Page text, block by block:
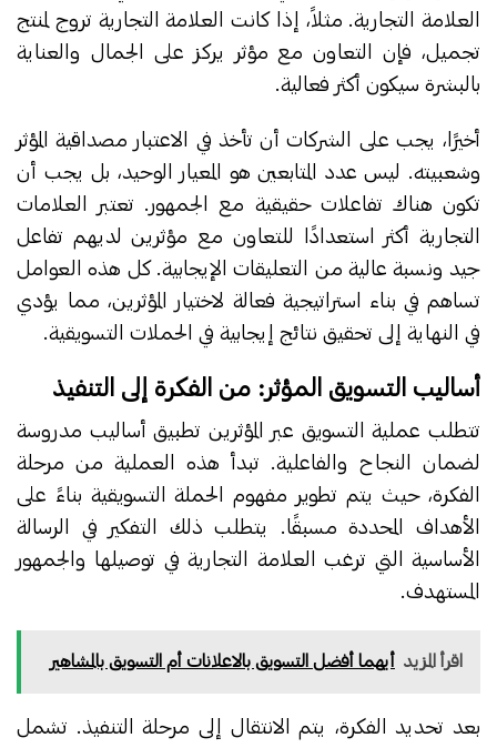
العلامة التجارية. مثلاً، إذا كانت العلامة التجارية تروج لمنتج
تجميل، فإن التعاون مع مؤثر يركز على الجمال والعناية
بالبشرة سيكون أكثر فعالية.
أخيرًا، يجب على الشركات أن تأخذ في الاعتبار مصداقية المؤثر
وشعبيته. ليس عدد المتابعين هو المعيار الوحيد، بل يجب أن
تكون هناك تفاعلات حقيقية مع الجمهور. تعتبر العلامات
التجارية أكثر استعدادًا للتعاون مع مؤثرين لديهم تفاعل
جيد ونسبة عالية من التعليقات الإيجابية. كل هذه العوامل
تساهم في بناء استراتيجية فعالة لاختيار المؤثرين، مما يؤدي
في النهاية إلى تحقيق نتائج إيجابية في الحملات التسويقية.
أساليب التسويق المؤثر: من الفكرة إلى التنفيذ
تتطلب عملية التسويق عبر المؤثرين تطبيق أساليب مدروسة
لضمان النجاح والفاعلية. تبدأ هذه العملية من مرحلة
الفكرة، حيث يتم تطوير مفهوم الحملة التسويقية بناءً على
الأهداف المحددة مسبقًا. يتطلب ذلك التفكير في الرسالة
الأساسية التي ترغب العلامة التجارية في توصيلها والجمهور
المستهدف.
اقرأ المزيد أيهما أفضل التسويق بالاعلانات أم التسويق بالمشاهير
بعد تحديد الفكرة، يتم الانتقال إلى مرحلة التنفيذ. تشمل